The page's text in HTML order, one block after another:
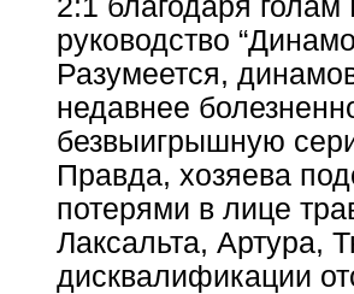
2:1 благодаря
руководство
Разумеется,
недавнее
безвыигрышную
Правда, хозяева
потерями в лице
Лаксальта, Артура,
дисквалификации